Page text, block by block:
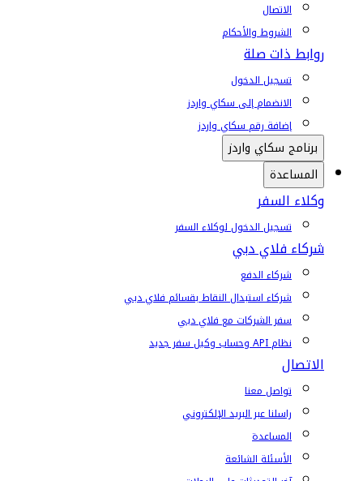
الاتصال
الشروط والأحكام
روابط ذات صلة
تسجيل الدخول
الانضمام إلى سكاي واردز
إضافة رقم سكاي واردز
برنامج سكاي واردز
المساعدة
وكلاء السفر
تسجيل الدخول لوكلاء السفر
شركاء فلاي دبي
شركاء الدفع
شركاء استبدال النقاط بقسائم فلاي دبي
سفر الشركات مع فلاي دبي
نظام API وحساب وكيل سفر جديد
الاتصال
تواصل معنا
راسلنا عبر البريد الإلكتروني
المساعدة
الأسئلة الشائعة